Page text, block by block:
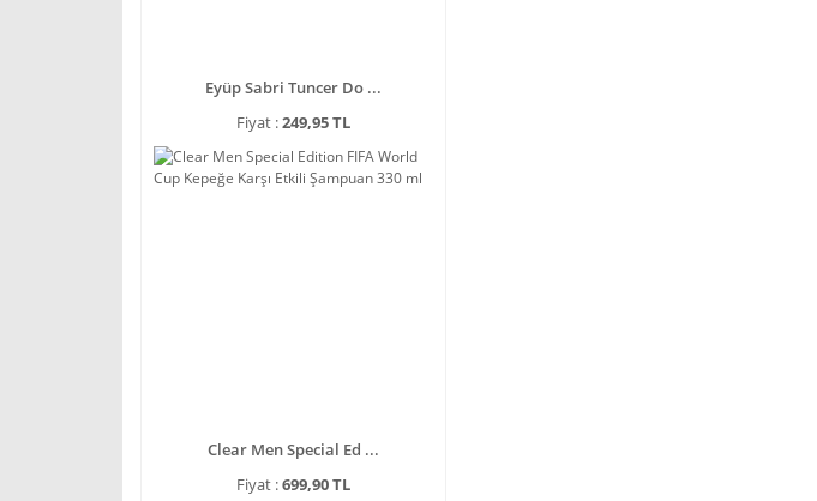
Eyüp Sabri Tuncer Do ...
Fiyat :249,95 TL
Clear Men Special Ed ...
Fiyat :699,90 TL